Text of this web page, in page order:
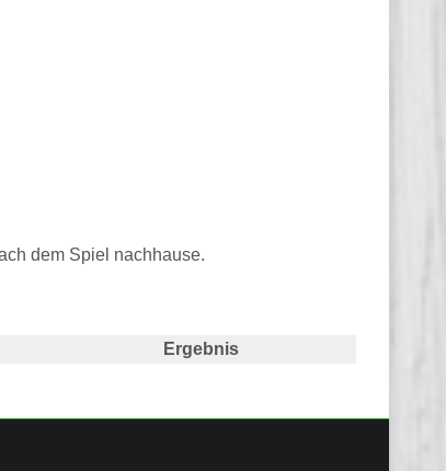
dem Spiel nachhause.
Ergebnis